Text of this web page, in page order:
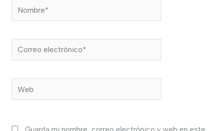
Nombre*
Correo
electrónico*
Web
Guarda mi nombre, correo electrónico y web en este